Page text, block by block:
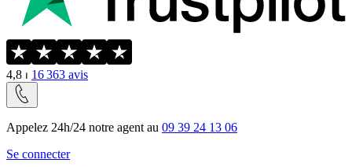
4,8 ⏐ 16 363 avis
Appelez 24h/24 notre agent au 09 39 24 13 06
Se connecter